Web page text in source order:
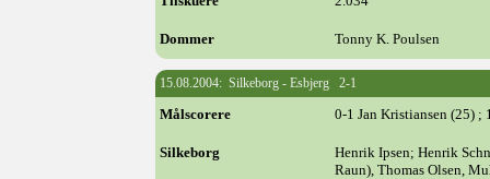
Dommer Tonny K. Poulsen
15.08.2004: Silkeborg - Esbjerg 2-1
Målscorere 0-1 Jan Kristiansen (25) ;
Silkeborg
Henrik Ipsen; Henrik
Raun), Thomas Olsen,